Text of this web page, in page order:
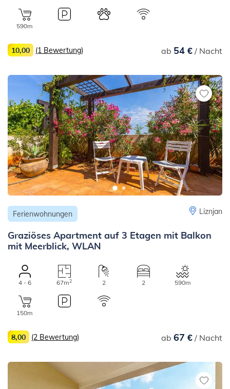
590m
ab 54 €/ Nacht
10,00 (1 Bewertung)
Ferienwohnungen Liznjan
Graziöses Apartment auf 3 Etagen mit Balkon
mit Meerblick, WLAN
4 - 6 67m2 2 2 590m
150m
ab 67 €/ Nacht
8,00 (2 Bewertung)